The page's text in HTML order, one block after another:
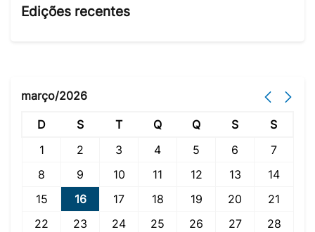
Edições recentes
março/2026
D S T Q Q S
S
1
2 3 4 5 6
7
8
9 10 11 12 13
14
15
16 17 18 19 20
21
22
23 24 25 26 27
28